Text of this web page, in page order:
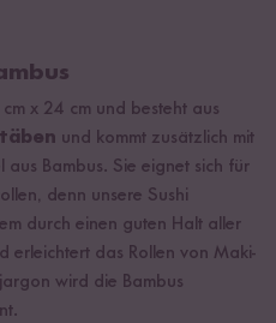
x 24 cm und besteht aus
und kommt zusätzlich mit
aus Bambus. Sie eignet sich für
denn unsere Sushi
durch einen guten Halt aller
erleichtert das Rollen von Maki-
wird die Bambus